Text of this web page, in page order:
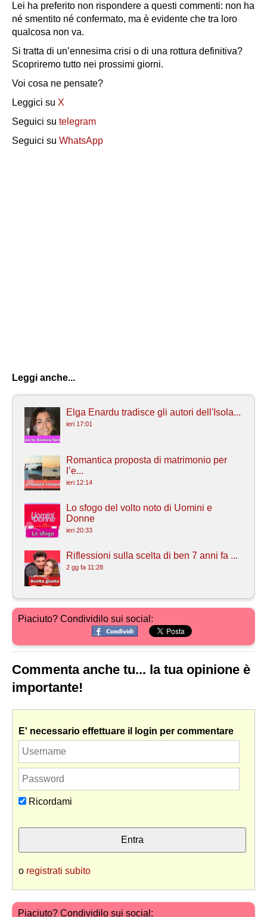
Lei ha preferito non rispondere a questi commenti: non ha
né smentito né confermato, ma è evidente che tra loro
qualcosa non va.
Si tratta di un’ennesima crisi o di una rottura definitiva?
Scopriremo tutto nei prossimi giorni.
Voi cosa ne pensate?
Leggici su X
Seguici su telegram
Seguici su WhatsApp
Leggi anche...
Elga Enardu tradisce gli autori dell'Isola...
ieri 17:01
Romantica proposta di matrimonio per
l’e...
ieri 12:14
Lo sfogo del volto noto di Uomini e
Donne
ieri 20:33
Riflessioni sulla scelta di ben 7 anni fa ...
2 gg fa 11:28
Piaciuto? Condividilo sui social:
Commenta anche tu... la tua opinione è
importante!
E' necessario effettuare il login per commentare
Ricordami
o registrati subito
Piaciuto? Condividilo sui social: